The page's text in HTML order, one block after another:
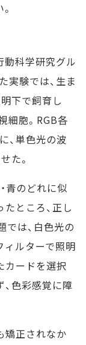
動科学研究グル
実験では、生ま
下で飼育し
細胞。RGB各
、単色光の波
た。
青のどれに似
ところ、正し
では、白色光の
ィルターで照明
カードを選択
色彩感覚に障
矯正されなか